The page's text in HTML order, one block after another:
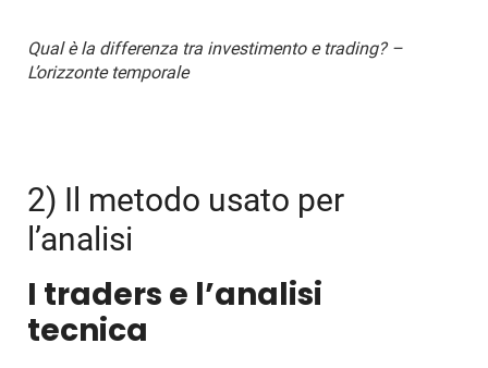
Qual è la differenza tra investimento e trading? –
L’orizzonte temporale
2) Il metodo usato per
l’analisi
I traders e l’analisi
tecnica